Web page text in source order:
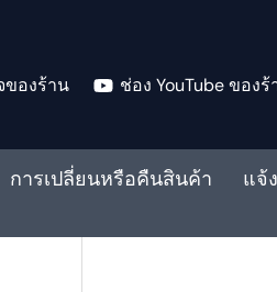
ของร้าน ช่อง YouTube ของร้
การเปลี่ยนหรือคืนสินค้า
แจ้